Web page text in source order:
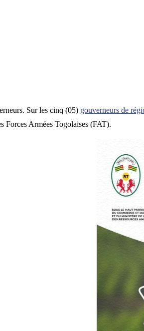
Sur les cinq (05) gouverneurs de
Forces Armées Togolaises (FAT).